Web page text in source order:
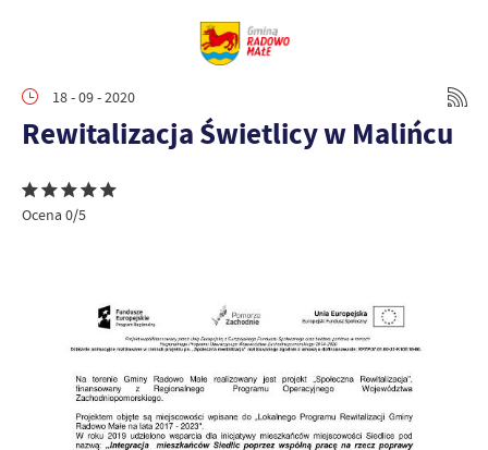
18 - 09 - 2020
Rewitalizacja Świetlicy w Malińcu
Ocena 0/5